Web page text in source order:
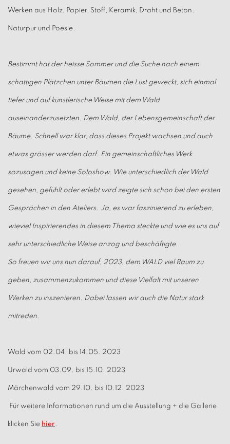
Werken aus Holz, Papier, Stoff, Keramik, Draht und Beton.
Naturpur und Poesie.
Bestimmt hat der heisse Sommer und die Suche nach einem
schattigen Plätzchen unter Bäumen die Lust geweckt, sich einmal
tiefer und auf künstlerische Weise mit dem Wald
auseinanderzusetzten. Dem Wald, der Lebensgemeinschaft der
Bäume. Schnell war klar, dass dieses Projekt wachsen und auch
etwas grösser werden darf. Ein gemeinschaftliches Werk
sozusagen und keine Soloshow. Wie unterschiedlich der Wald
gesehen, gefühlt oder erlebt wird zeigte sich schon bei den ersten
Gesprächen in den Ateliers. Ja, es war faszinierend zu erleben,
wieviel Inspirierendes in diesem Thema steckte und wie es uns auf
sehr unterschiedliche Weise anzog und beschäftigte.
So freuen wir uns nun darauf, 2023, dem WALD viel Raum zu
geben, zusammenzukommen und diese Vielfalt mit unseren
Werken zu inszenieren. Dabei lassen wir auch die Natur stark
mitreden.
Wald vom 02.04. bis 14.05. 2023
Urwald vom 03.09. bis 15.10. 2023
Märchenwald vom 29.10. bis 10.12. 2023
Für weitere Informationen rund um die Ausstellung + die Gallerie
klicken Sie hier.